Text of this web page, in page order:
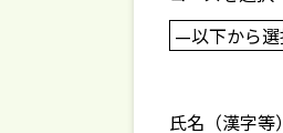
氏名（漢字等）